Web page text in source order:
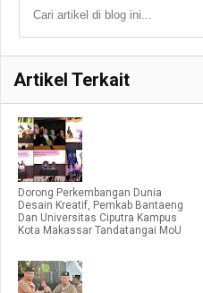
Artikel Terkait
Dorong Perkembangan Dunia
Desain Kreatif, Pemkab Bantaeng
Dan Universitas Ciputra Kampus
Kota Makassar Tandatangai MoU